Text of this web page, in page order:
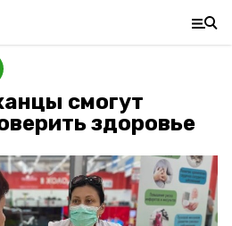
смогут
здоровье